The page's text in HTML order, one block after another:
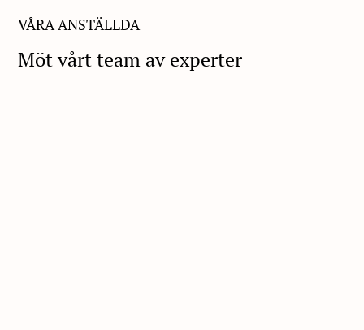
VÅRA ANSTÄLLDA
Möt vårt team av experter